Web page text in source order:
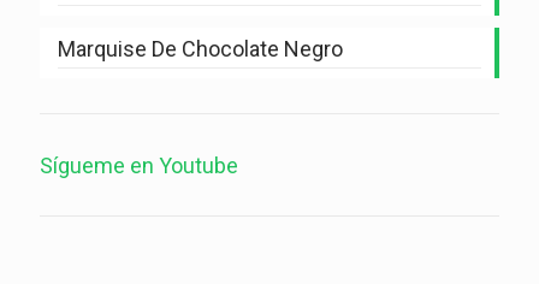
Marquise De Chocolate Negro
Sígueme en Youtube